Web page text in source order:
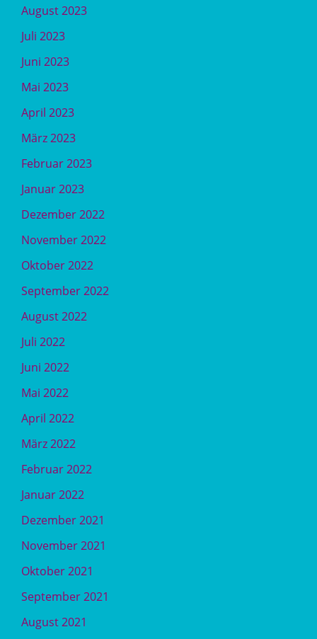
August 2023
Juli 2023
Juni 2023
Mai 2023
April 2023
März 2023
Februar 2023
Januar 2023
Dezember 2022
November 2022
Oktober 2022
September 2022
August 2022
Juli 2022
Juni 2022
Mai 2022
April 2022
März 2022
Februar 2022
Januar 2022
Dezember 2021
November 2021
Oktober 2021
September 2021
August 2021